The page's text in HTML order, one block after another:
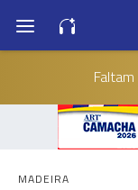
Faltam
MADEIRA